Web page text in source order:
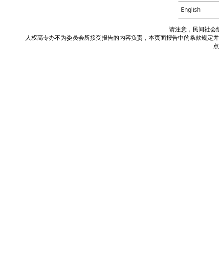
English
请注意，民间社会
人权高专办不为委员会所接受报告的内容负责，本页面报告中的条款规